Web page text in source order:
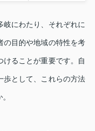
岐にわたり、それぞれに
の目的や地域の特性を考
けることが重要です。自
歩として、これらの方法